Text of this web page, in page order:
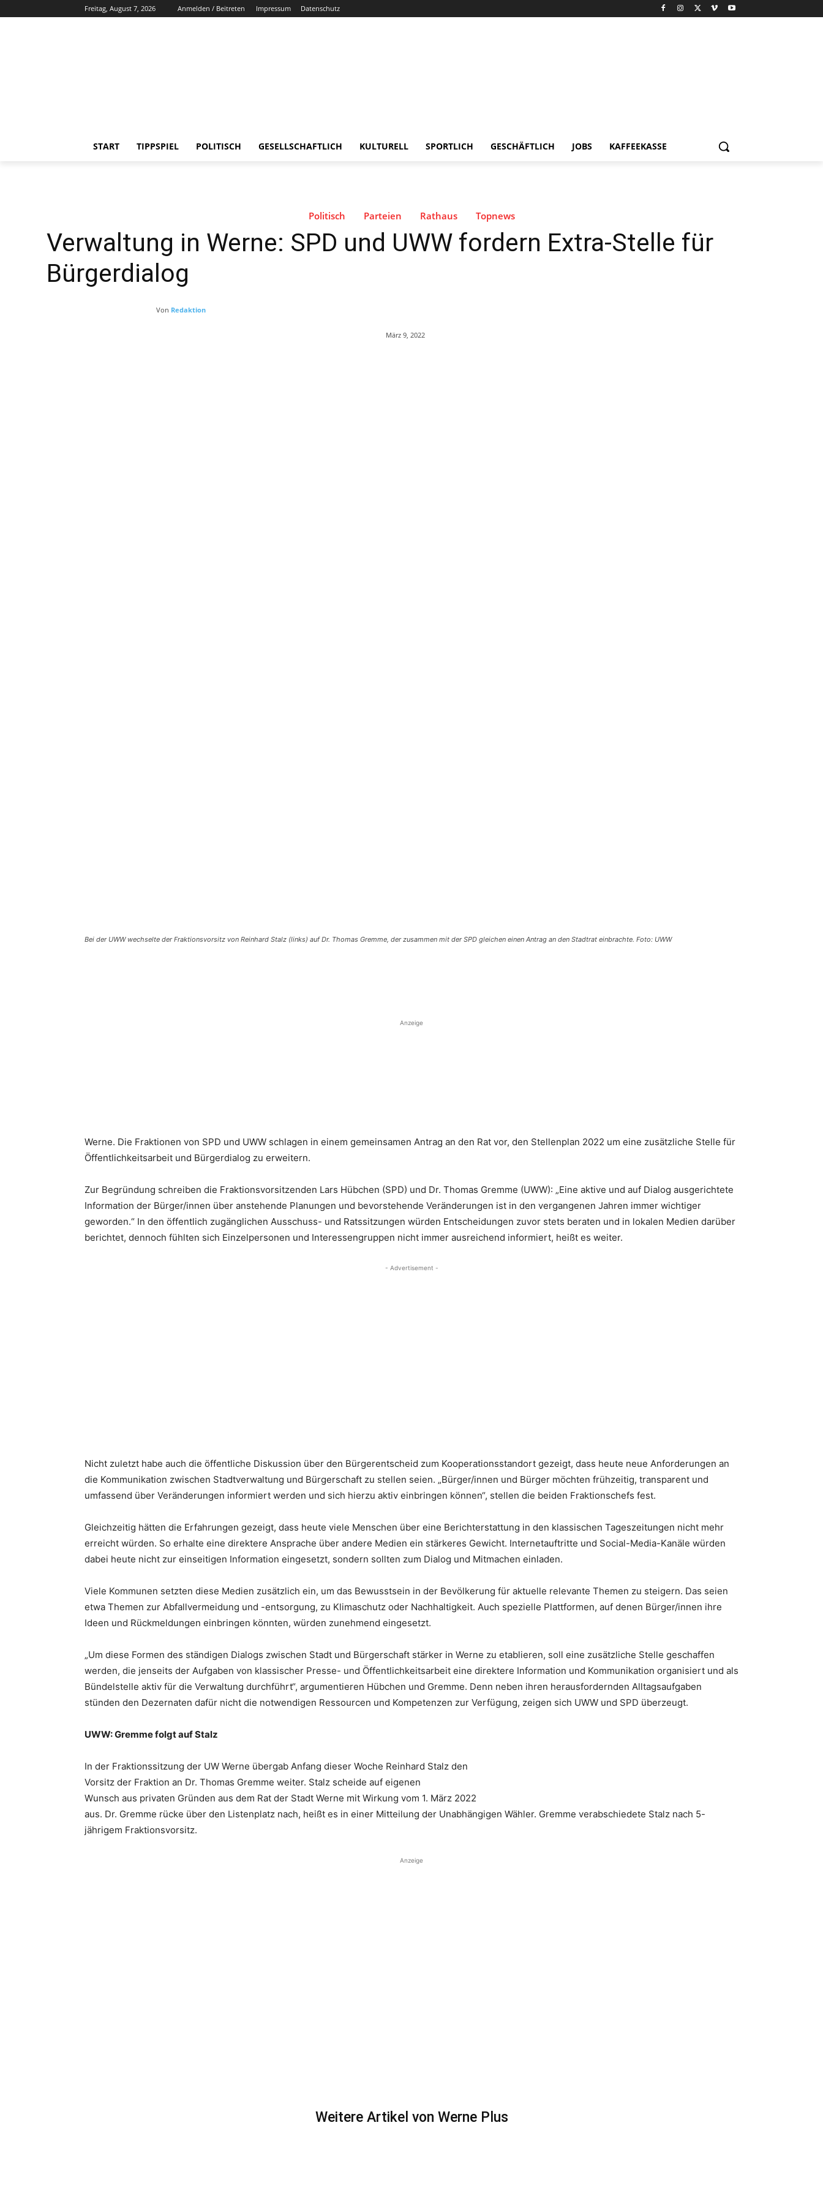
Freitag, August 7, 2026 Anmelden / Beitreten Impressum Datenschutz
START TIPPSPIEL POLITISCH GESELLSCHAFTLICH KULTURELL SPORTLICH GESCHÄFTLICH JOBS KAFFEEKASSE
Politisch Parteien Rathaus Topnews
Verwaltung in Werne: SPD und UWW fordern Extra-Stelle für
Bürgerdialog
Von Redaktion
März 9, 2022
Bei der UWW wechselte der Fraktionsvorsitz von Reinhard Stalz (links) auf Dr. Thomas Gremme, der zusammen mit der SPD gleichen einen Antrag an den Stadtrat einbrachte. Foto: UWW
Anzeige
Werne. Die Fraktionen von SPD und UWW schlagen in einem gemeinsamen Antrag an den Rat vor, den Stellenplan 2022 um eine zusätzliche Stelle für
Öffentlichkeitsarbeit und Bürgerdialog zu erweitern.
Zur Begründung schreiben die Fraktionsvorsitzenden Lars Hübchen (SPD) und Dr. Thomas Gremme (UWW): „Eine aktive und auf Dialog ausgerichtete
Information der Bürger/innen über anstehende Planungen und bevorstehende Veränderungen ist in den vergangenen Jahren immer wichtiger
geworden.“ In den öffentlich zugänglichen Ausschuss- und Ratssitzungen würden Entscheidungen zuvor stets beraten und in lokalen Medien darüber
berichtet, dennoch fühlten sich Einzelpersonen und Interessengruppen nicht immer ausreichend informiert, heißt es weiter.
- Advertisement -
Nicht zuletzt habe auch die öffentliche Diskussion über den Bürgerentscheid zum Kooperationsstandort gezeigt, dass heute neue Anforderungen an
die Kommunikation zwischen Stadtverwaltung und Bürgerschaft zu stellen seien. „Bürger/innen und Bürger möchten frühzeitig, transparent und
umfassend über Veränderungen informiert werden und sich hierzu aktiv einbringen können“, stellen die beiden Fraktionschefs fest.
Gleichzeitig hätten die Erfahrungen gezeigt, dass heute viele Menschen über eine Berichterstattung in den klassischen Tageszeitungen nicht mehr
erreicht würden. So erhalte eine direktere Ansprache über andere Medien ein stärkeres Gewicht. Internetauftritte und Social-Media-Kanäle würden
dabei heute nicht zur einseitigen Information eingesetzt, sondern sollten zum Dialog und Mitmachen einladen.
Viele Kommunen setzten diese Medien zusätzlich ein, um das Bewusstsein in der Bevölkerung für aktuelle relevante Themen zu steigern. Das seien
etwa Themen zur Abfallvermeidung und -entsorgung, zu Klimaschutz oder Nachhaltigkeit. Auch spezielle Plattformen, auf denen Bürger/innen ihre
Ideen und Rückmeldungen einbringen könnten, würden zunehmend eingesetzt.
„Um diese Formen des ständigen Dialogs zwischen Stadt und Bürgerschaft stärker in Werne zu etablieren, soll eine zusätzliche Stelle geschaffen
werden, die jenseits der Aufgaben von klassischer Presse- und Öffentlichkeitsarbeit eine direktere Information und Kommunikation organisiert und als
Bündelstelle aktiv für die Verwaltung durchführt“, argumentieren Hübchen und Gremme. Denn neben ihren herausfordernden Alltagsaufgaben
stünden den Dezernaten dafür nicht die notwendigen Ressourcen und Kompetenzen zur Verfügung, zeigen sich UWW und SPD überzeugt.
UWW: Gremme folgt auf Stalz
In der Fraktionssitzung der UW Werne übergab Anfang dieser Woche Reinhard Stalz den
Vorsitz der Fraktion an Dr. Thomas Gremme weiter. Stalz scheide auf eigenen
Wunsch aus privaten Gründen aus dem Rat der Stadt Werne mit Wirkung vom 1. März 2022
aus. Dr. Gremme rücke über den Listenplatz nach, heißt es in einer Mitteilung der Unabhängigen Wähler. Gremme verabschiedete Stalz nach 5-
jährigem Fraktionsvorsitz.
Anzeige
Weitere Artikel von Werne Plus